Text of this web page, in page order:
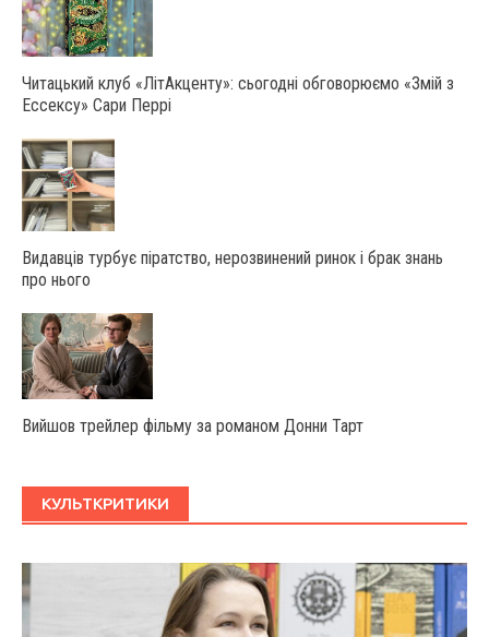
Читацький клуб «ЛітАкценту»: сьогодні обговорюємо «Змій з
Ессексу» Сари Перрі
Видавців турбує піратство, нерозвинений ринок і брак знань
про нього
Вийшов трейлер фільму за романом Донни Тарт
КУЛЬТКРИТИКИ